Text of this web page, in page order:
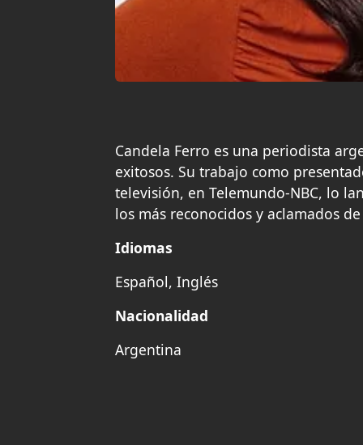
Candela Ferro es una periodista
exitosos. Su trabajo como
televisión, en Telemundo-NBC, lo
los más reconocidos y aclamados
Idiomas
Español, Inglés
Nacionalidad
Argentina